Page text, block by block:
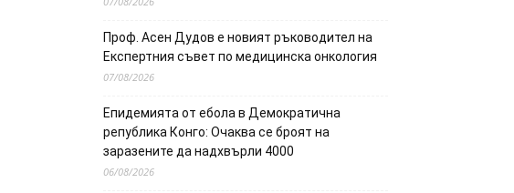
Проф. Асен Дудов е новият ръководител на
Експертния съвет по медицинска онкология
07/08/2026
Епидемията от ебола в Демократична
република Конго: Очаква се броят на
заразените да надхвърли 4000
06/08/2026